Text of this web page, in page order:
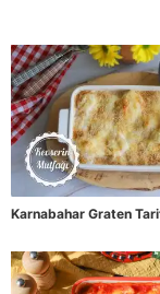
Karnabahar Graten